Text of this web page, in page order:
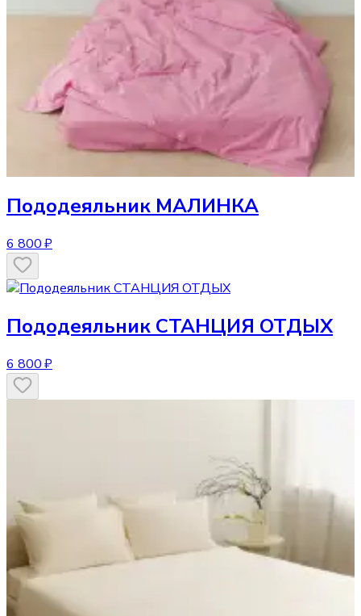
Пододеяльник МАЛИНКА
6 800 ₽
Пододеяльник СТАНЦИЯ ОТДЫХ
6 800 ₽